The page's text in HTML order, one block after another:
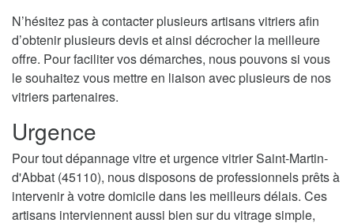
N’hésitez pas à contacter plusieurs artisans vitriers afin
d’obtenir plusieurs devis et ainsi décrocher la meilleure
offre. Pour faciliter vos démarches, nous pouvons si vous
le souhaitez vous mettre en liaison avec plusieurs de nos
vitriers partenaires.
Urgence
Pour tout dépannage vitre et urgence vitrier Saint-Martin-
d'Abbat (45110), nous disposons de professionnels prêts à
intervenir à votre domicile dans les meilleurs délais. Ces
artisans interviennent aussi bien sur du vitrage simple,